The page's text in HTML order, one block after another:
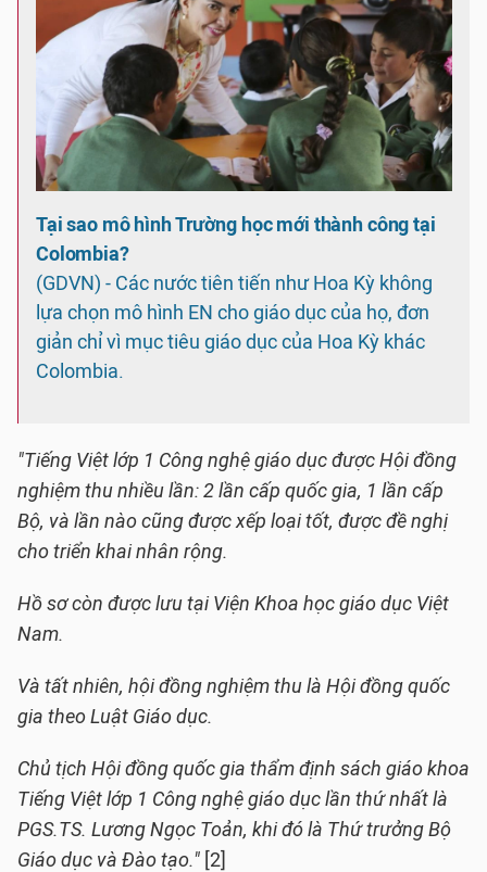
Tại sao mô hình Trường học mới thành công tại
Colombia?
(GDVN) - Các nước tiên tiến như Hoa Kỳ không
lựa chọn mô hình EN cho giáo dục của họ, đơn
giản chỉ vì mục tiêu giáo dục của Hoa Kỳ khác
Colombia.
"Tiếng Việt lớp 1 Công nghệ giáo dục được Hội đồng
nghiệm thu nhiều lần: 2 lần cấp quốc gia, 1 lần cấp
Bộ, và lần nào cũng được xếp loại tốt, được đề nghị
cho triển khai nhân rộng.
Hồ sơ còn được lưu tại Viện Khoa học giáo dục Việt
Nam.
Và tất nhiên, hội đồng nghiệm thu là Hội đồng quốc
gia theo Luật Giáo dục.
Chủ tịch Hội đồng quốc gia thẩm định sách giáo khoa
Tiếng Việt lớp 1 Công nghệ giáo dục lần thứ nhất là
PGS.TS. Lương Ngọc Toản, khi đó là Thứ trưởng Bộ
Giáo dục và Đào tạo." [2]